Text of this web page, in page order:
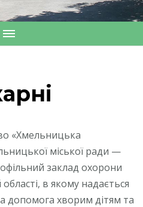
«Хмельницька
міської ради —
заклад охорони
в якому надається
допомога хворим дітям та